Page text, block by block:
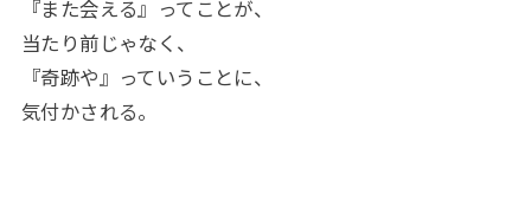
『また会える』ってことが、
当たり前じゃなく、
『奇跡や』っていうことに、
気付かされる。